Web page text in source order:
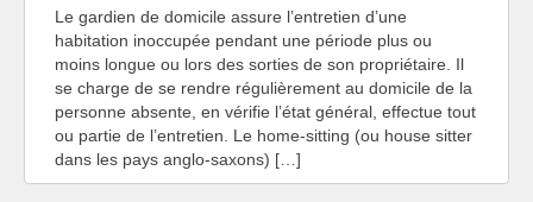
Le gardien de domicile assure l’entretien d’une
habitation inoccupée pendant une période plus ou
moins longue ou lors des sorties de son propriétaire. Il
se charge de se rendre régulièrement au domicile de la
personne absente, en vérifie l’état général, effectue tout
ou partie de l’entretien. Le home-sitting (ou house sitter
dans les pays anglo-saxons) […]